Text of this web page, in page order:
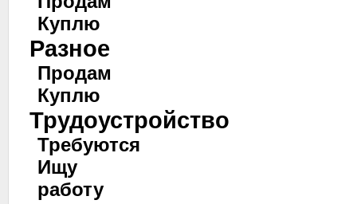
Куплю
Разное
Продам
Куплю
Трудоустройство
Требуются
Ищу
работу